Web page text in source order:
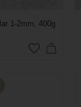
1-2mm, 400g